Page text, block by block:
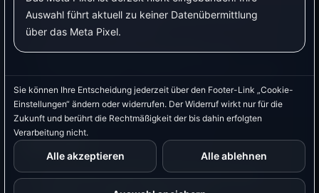
Auswahl führt aktuell zu keiner Datenübermittlung
über das Meta Pixel.
Sie können Ihre Entscheidung jederzeit über den Footer-Link „Cookie-
Einstellungen“ ändern oder widerrufen. Der Widerruf wirkt nur für die
Zukunft und berührt die Rechtmäßigkeit der bis dahin erfolgten
Verarbeitung nicht.
Alle akzeptieren Alle ablehnen
Gut geeignet für Anwender, die Shelly-
Hardware bevorzugen.
Kann für PV-Laden, Nachtladen und
Passt gut zu einem Setup mit verlässlicher
Strommessung.
Nachteile
Anschlussart, Nutzung und Einstellungen